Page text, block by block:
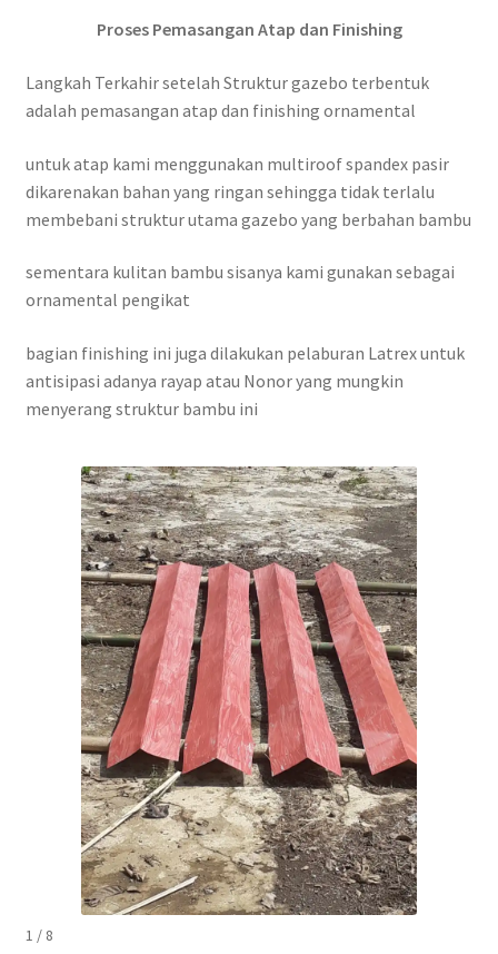
Proses Pemasangan Atap dan Finishing
Langkah Terkahir setelah Struktur gazebo terbentuk
adalah pemasangan atap dan finishing ornamental
untuk atap kami menggunakan multiroof spandex pasir
dikarenakan bahan yang ringan sehingga tidak terlalu
membebani struktur utama gazebo yang berbahan bambu
sementara kulitan bambu sisanya kami gunakan sebagai
ornamental pengikat
bagian finishing ini juga dilakukan pelaburan Latrex untuk
antisipasi adanya rayap atau Nonor yang mungkin
menyerang struktur bambu ini
1 / 8